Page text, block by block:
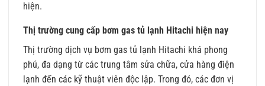
hiện.
Thị trường cung cấp bơm gas tủ lạnh Hitachi hiện nay
Thị trường dịch vụ bơm gas tủ lạnh Hitachi khá phong
phú, đa dạng từ các trung tâm sửa chữa, cửa hàng điện
lạnh đến các kỹ thuật viên độc lập. Trong đó, các đơn vị